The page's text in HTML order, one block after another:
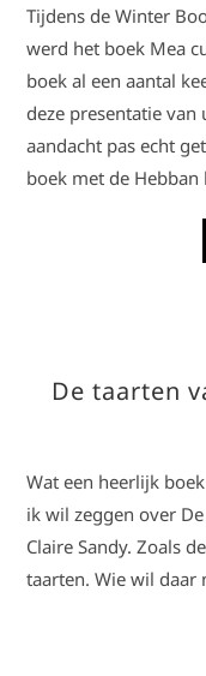
Tijdens de Winter
werd het boek Mea
boek al een aantal
deze presentatie
aandacht pas echt
boek met de
De taarten
Wat een heerlijk
ik wil zeggen over
Claire Sandy. Zoals
taarten. Wie wil daar